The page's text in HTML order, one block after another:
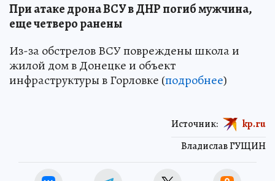
При атаке дрона ВСУ в ДНР погиб мужчина,
еще четверо ранены
Из-за обстрелов ВСУ повреждены школа и
жилой дом в Донецке и объект
инфраструктуры в Горловке (подробнее)
Владислав ГУЩИН
Источник: kp.ru